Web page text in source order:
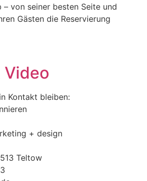
von seiner besten Seite und
Gästen die Reservierung
Kontakt bleiben:
+ design
Teltow